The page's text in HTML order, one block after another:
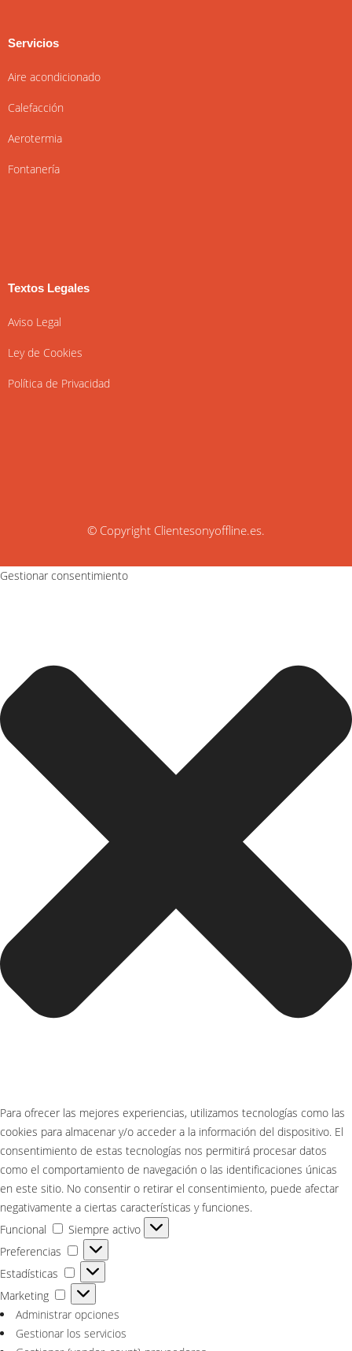
Servicios
Aire acondicionado
Calefacción
Aerotermia
Fontanería
Textos Legales
Aviso Legal
Ley de Cookies
Política de Privacidad
© Copyright Clientesonyoffline.es.
Gestionar consentimiento
Para ofrecer las mejores experiencias, utilizamos tecnologías como las
cookies para almacenar y/o acceder a la información del dispositivo. El
consentimiento de estas tecnologías nos permitirá procesar datos
como el comportamiento de navegación o las identificaciones únicas
en este sitio. No consentir o retirar el consentimiento, puede afectar
negativamente a ciertas características y funciones.
Funcional
Funcional
Siempre activo
Preferencias
Preferencias
Estadísticas
Estadísticas
Marketing
Marketing
Administrar opciones
Gestionar los servicios